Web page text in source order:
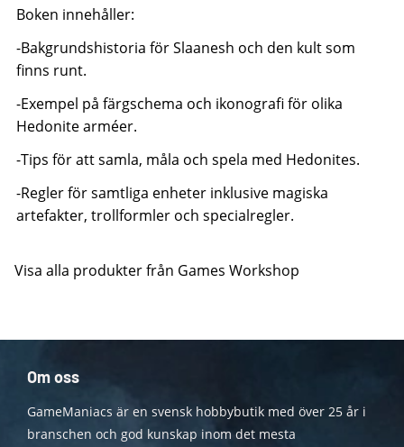
Boken innehåller:
-Bakgrundshistoria för Slaanesh och den kult som
finns runt.
-Exempel på färgschema och ikonografi för olika
Hedonite arméer.
-Tips för att samla, måla och spela med Hedonites.
-Regler för samtliga enheter inklusive magiska
artefakter, trollformler och specialregler.
Visa alla produkter från Games Workshop
Om oss
GameManiacs är en svensk hobbybutik med över 25 år i
branschen och god kunskap inom det mesta